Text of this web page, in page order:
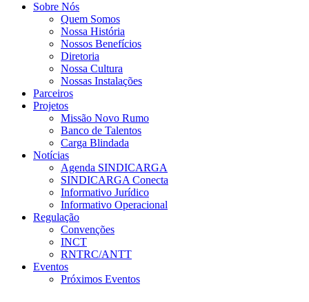
Sobre Nós
Quem Somos
Nossa História
Nossos Benefícios
Diretoria
Nossa Cultura
Nossas Instalações
Parceiros
Projetos
Missão Novo Rumo
Banco de Talentos
Carga Blindada
Notícias
Agenda SINDICARGA
SINDICARGA Conecta
Informativo Jurídico
Informativo Operacional
Regulação
Convenções
INCT
RNTRC/ANTT
Eventos
Próximos Eventos